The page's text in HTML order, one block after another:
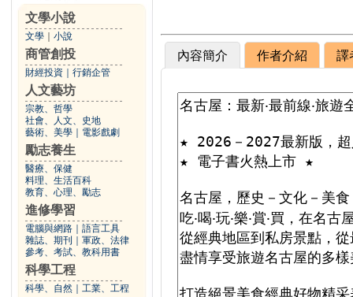
文學小說
文學 小說
商管創投
財經投資 行銷企管
人文藝坊
宗教、哲學
社會、人文、史地
藝術、美學
電影戲劇
勵志養生
醫療、保健
料理、生活百科
教育、心理、勵志
進修學習
電腦與網路
語言工具
雜誌、期刊
軍政、法律
參考、考試、教科用書
科學工程
科學、自然 工業、工程
內容簡介 作者介紹 譯